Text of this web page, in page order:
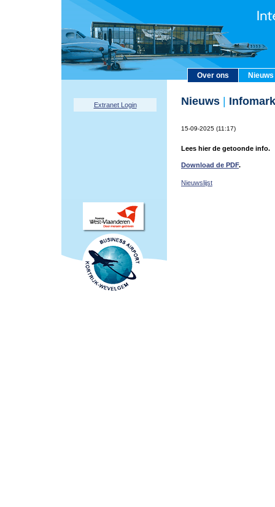
Over ons Nieuws
Extranet Login Nieuws
15-09-2025 (11:17)
Lees hier de getoonde info.
Download de PDF.
Nieuwslijst